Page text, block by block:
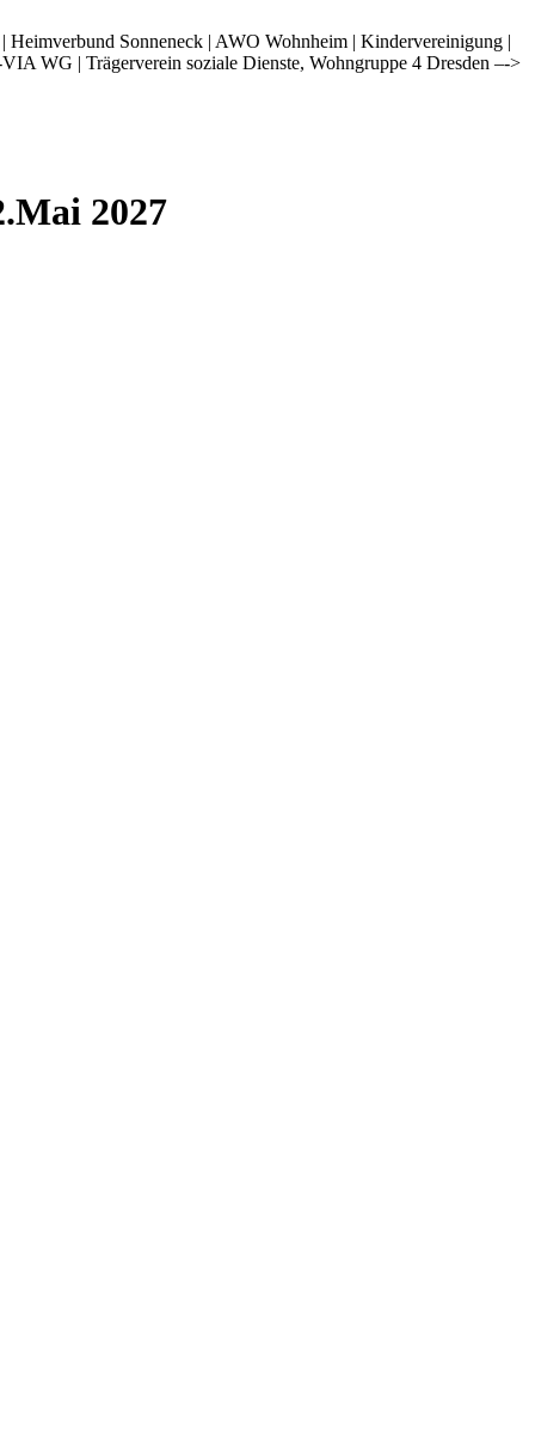
Sonneneck | AWO Wohnheim | Kindervereinigung |
WG | Trägerverein soziale Dienste, Wohngruppe 4 Dresden –->
2027